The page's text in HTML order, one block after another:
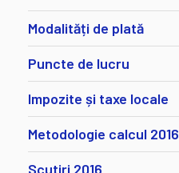
Modalități de plată
Puncte de lucru
Impozite și taxe locale
Metodologie calcul 2016
Scutiri 2016